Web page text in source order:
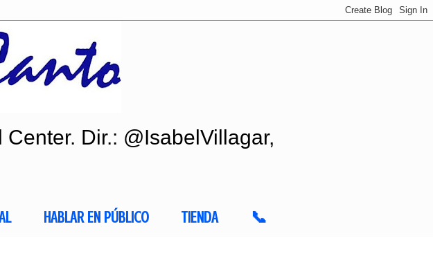
Dir.: @IsabelVillagar,
HABLAR EN PÚBLICO TIENDA 📞